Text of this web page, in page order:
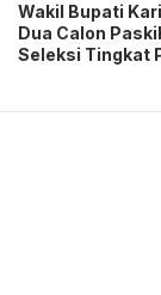
Wakil Bupati
Dua Calon
Seleksi Tingkat